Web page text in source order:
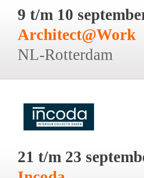
9 t/m 10
Architect@Work
NL-Rotterdam
21 t/m 23